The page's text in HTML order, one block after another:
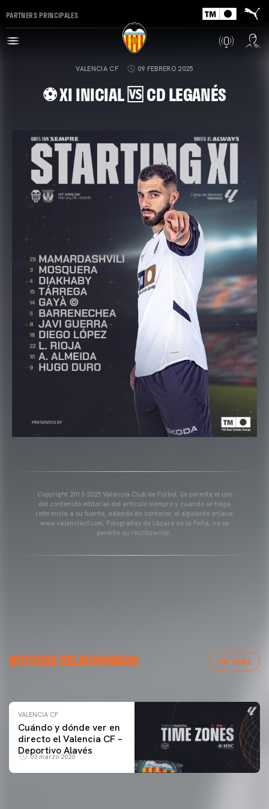
PARTNERS PRINCIPALES
VALENCIA CF 09 FEBRERO 2025
⚽ XI INICIAL 🆚 CD LEGANÉS
Copyright 2013-2025 Valencia Club de Fútbol. Se permite el uso
del contenido editorial del artículo siempre y cuando se haga
referencia a su fuente, además de contener el siguiente enlace:
www.valenciacf.com. Fotografías de Lázaro de la Peña, no se
permite su reutilización.
NOTICIAS RELACIONADAS VER TODAS
ENTRENAMIENTO DEL VALENCIA CF 04/03/26
VALENCIA CF
Cuándo y dónde ver en
directo el Valencia CF –
Deportivo Alavés
03 marzo 2026